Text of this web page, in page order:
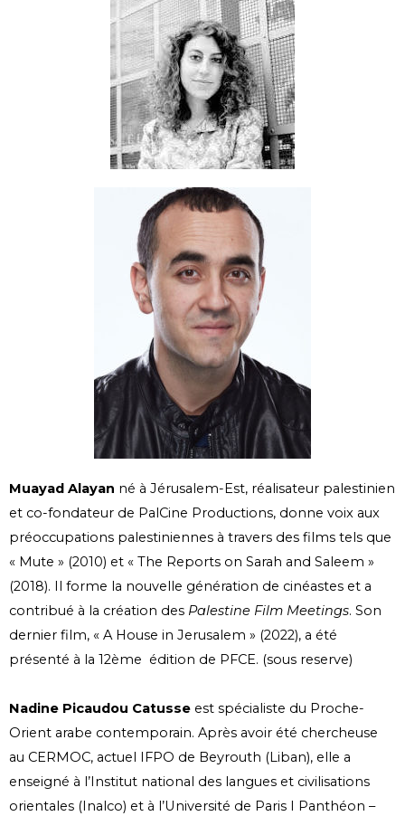
Muayad Alayan né à Jérusalem-Est, réalisateur palestinien
et co-fondateur de PalCine Productions, donne voix aux
préoccupations palestiniennes à travers des films tels que
« Mute » (2010) et « The Reports on Sarah and Saleem »
(2018). Il forme la nouvelle génération de cinéastes et a
contribué à la création des Palestine Film Meetings. Son
dernier film, « A House in Jerusalem » (2022), a été
présenté à la 12ème édition de PFCE. (sous reserve)
Nadine Picaudou Catusse est spécialiste du Proche-
Orient arabe contemporain. Après avoir été chercheuse
au CERMOC, actuel IFPO de Beyrouth (Liban), elle a
enseigné à l’Institut national des langues et civilisations
orientales (Inalco) et à l’Université de Paris I Panthéon –